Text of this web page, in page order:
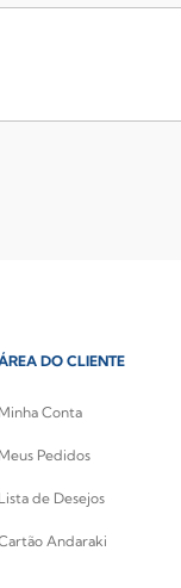
DO CLIENTE
Minha Conta
Meus Pedidos
Lista de Desejos
Andaraki